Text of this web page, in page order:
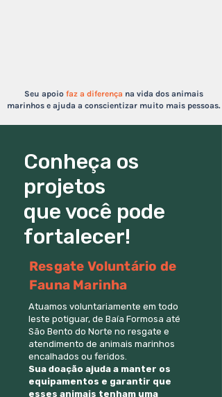
Seu apoio faz a diferença na vida dos animais
marinhos e ajuda a conscientizar muito mais pessoas.
Conheça os
projetos
que você pode
fortalecer!
Resgate Voluntário de
Fauna Marinha
Atuamos voluntariamente em todo
leste potiguar, de Baía Formosa até
São Bento do Norte no resgate e
atendimento de animais marinhos
encalhados ou feridos.
Sua doação ajuda a manter os
equipamentos e garantir que
esses animais tenham uma